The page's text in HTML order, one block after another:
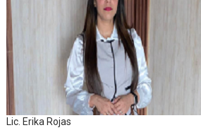
Lic. Erika Rojas